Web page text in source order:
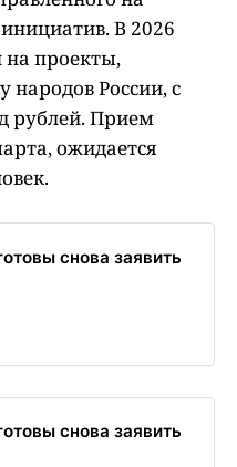
В 2026
на проекты,
народов России, с
рублей. Прием
ожидается
снова заявить
снова заявить